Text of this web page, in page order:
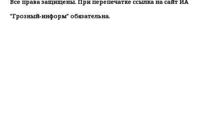
Все права защищены. При перепечатке ссылка на сайт ИА
"Грозный-информ" обязательна.